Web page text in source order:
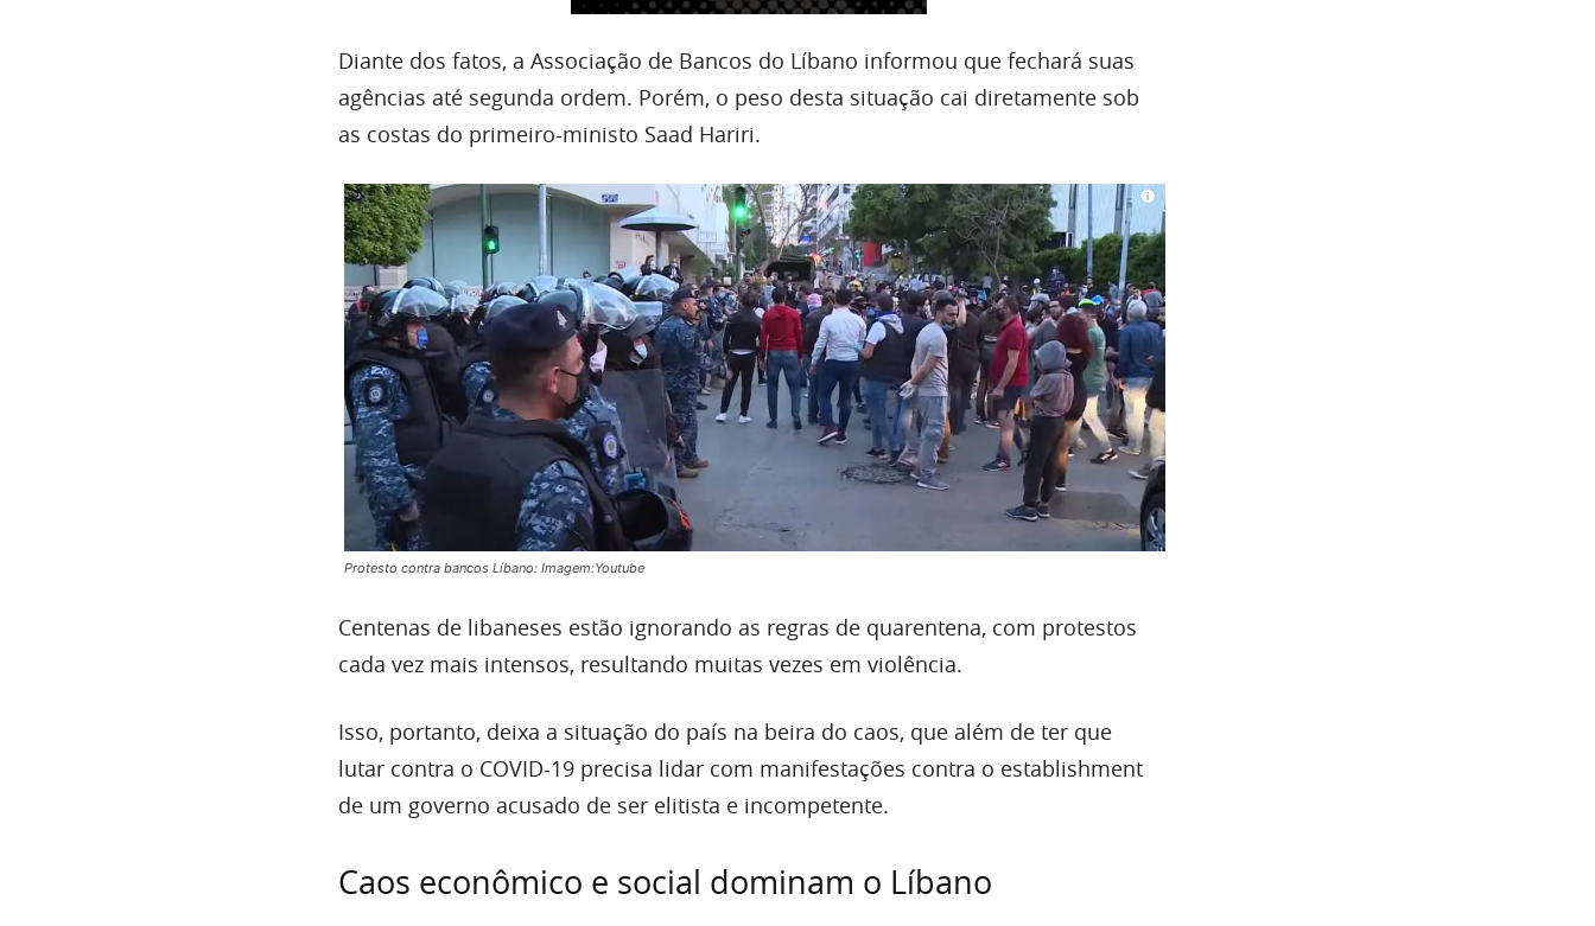
Diante dos fatos, a Associação de Bancos do Líbano informou que fechará suas
agências até segunda ordem. Porém, o peso desta situação cai diretamente sob
as costas do primeiro-ministo Saad Hariri.
Protesto contra bancos Líbano: Imagem:Youtube
Centenas de libaneses estão ignorando as regras de quarentena, com protestos
cada vez mais intensos, resultando muitas vezes em violência.
Isso, portanto, deixa a situação do país na beira do caos, que além de ter que
lutar contra o COVID-19 precisa lidar com manifestações contra o establishment
de um governo acusado de ser elitista e incompetente.
Caos econômico e social dominam o Líbano